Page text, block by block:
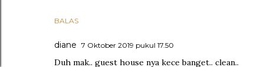
BALAS
diane 7 Oktober 2019 pukul 17.50
Duh mak.. guest house nya kece banget.. clean..